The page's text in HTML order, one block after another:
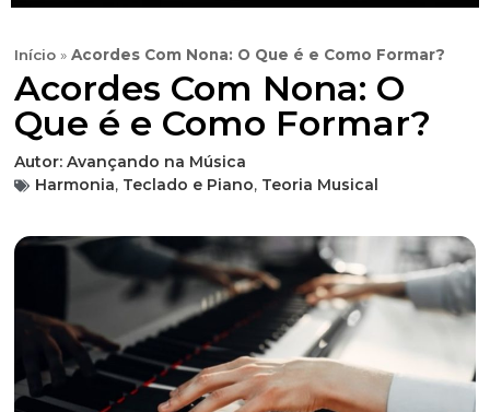
Início »Acordes Com Nona: O Que é e Como Formar?
Acordes Com Nona: O
Que é e Como Formar?
Autor:Avançando na Música
Harmonia, Teclado e Piano, Teoria Musical